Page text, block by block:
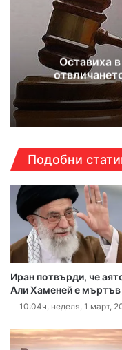
Оставиха
Подобни
Иран потвърди, че
Али Хаменей е мъртъв
10:04ч, неделя, 1 март,